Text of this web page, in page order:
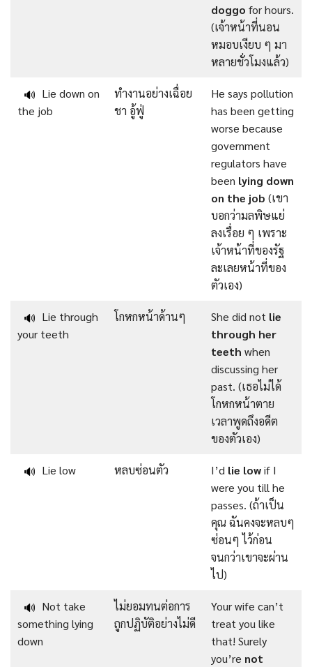
doggo for hours.
(เจ้าหน้าที่นอน
หมอบเงียบ ๆ มา
หลายชั่วโมงแล้ว)
🔊 Lie down on
the job
ทำงานอย่างเฉื่อย
ชา อู้ฟู่
He says pollution
has been getting
worse because
government
regulators have
been lying down
on the job (เขา
บอกว่ามลพิษแย่
ลงเรื่อย ๆ เพราะ
เจ้าหน้าที่ของรัฐ
ละเลยหน้าที่ของ
ตัวเอง)
🔊 Lie through
your teeth
โกหกหน้าด้านๆ She did not lie
through her
teeth when
discussing her
past. (เธอไม่ได้
โกหกหน้าตาย
เวลาพูดถึงอดีต
ของตัวเอง)
🔊 Lie low หลบซ่อนตัว I’d lie lowif I
were you till he
passes. (ถ้าเป็น
คุณ ฉันคงจะหลบๆ
ซ่อนๆ ไว้ก่อน
จนกว่าเขาจะผ่าน
ไป)
🔊 Not take
something lying
down
ไม่ยอมทนต่อการ
ถูกปฏิบัติอย่างไม่ดี
Your wife can’t
treat you like
that! Surely
you’re not